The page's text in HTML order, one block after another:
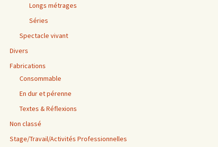
Longs métrages
Séries
Spectacle vivant
Divers
Fabrications
Consommable
En dur et pérenne
Textes & Réflexions
Non classé
Stage/Travail/Activités Professionnelles